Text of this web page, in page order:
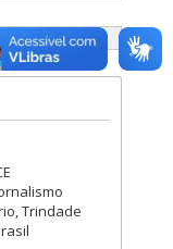
Trindade